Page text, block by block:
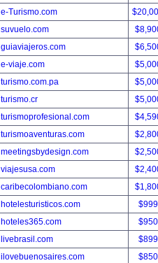
e-Turismo.com
suvuelo.com
guiaviajeros.com
e-viaje.com
turismo.com.pa
turismo.cr
turismoprofesional.com
turismoaventuras.com
meetingsbydesign.com
viajesusa.com
caribecolombiano.com
hotelesturisticos.com
hoteles365.com
livebrasil.com
ilovebuenosaires.com